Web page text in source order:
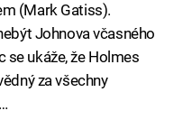
(Mark Gatiss).
Johnova včasného
se ukáže, že Holmes
za všechny